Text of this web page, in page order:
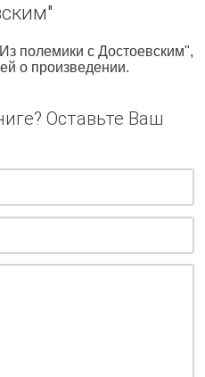
полемики с Достоевским",
о произведении.
Оставьте Ваш